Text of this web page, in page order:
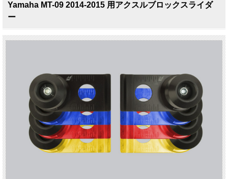
Yamaha MT-09 2014-2015 用アクスルブロックスライダ
ー